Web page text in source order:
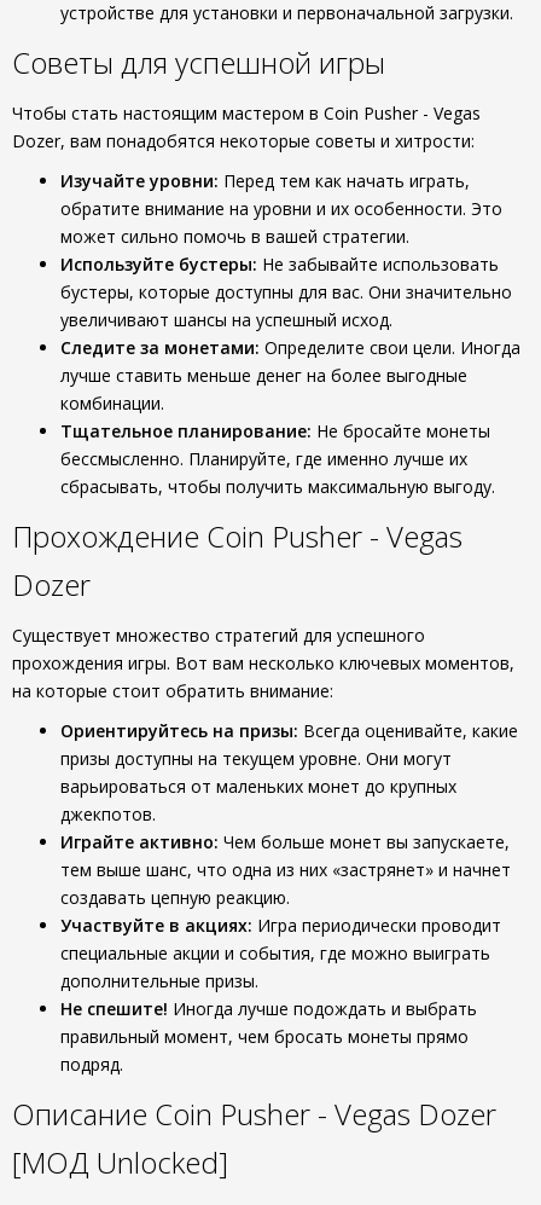
устройстве для установки и первоначальной загрузки.
Советы для успешной игры
Чтобы стать настоящим мастером в Coin Pusher - Vegas
Dozer, вам понадобятся некоторые советы и хитрости:
Изучайте уровни: Перед тем как начать играть,
обратите внимание на уровни и их особенности. Это
может сильно помочь в вашей стратегии.
Используйте бустеры: Не забывайте использовать
бустеры, которые доступны для вас. Они значительно
увеличивают шансы на успешный исход.
Следите за монетами: Определите свои цели. Иногда
лучше ставить меньше денег на более выгодные
комбинации.
Тщательное планирование: Не бросайте монеты
бессмысленно. Планируйте, где именно лучше их
сбрасывать, чтобы получить максимальную выгоду.
Прохождение Coin Pusher - Vegas
Dozer
Существует множество стратегий для успешного
прохождения игры. Вот вам несколько ключевых моментов,
на которые стоит обратить внимание:
Ориентируйтесь на призы: Всегда оценивайте, какие
призы доступны на текущем уровне. Они могут
варьироваться от маленьких монет до крупных
джекпотов.
Играйте активно: Чем больше монет вы запускаете,
тем выше шанс, что одна из них «застрянет» и начнет
создавать цепную реакцию.
Участвуйте в акциях: Игра периодически проводит
специальные акции и события, где можно выиграть
дополнительные призы.
Не спешите! Иногда лучше подождать и выбрать
правильный момент, чем бросать монеты прямо
подряд.
Описание Coin Pusher - Vegas Dozer
[МОД Unlocked]